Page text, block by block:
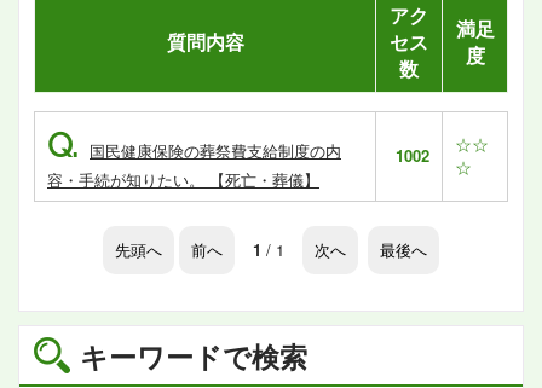
キーワードで検索
質問内容
アク
セス
数
満足
度
Q. 国民健康保険の葬祭費支給制度の内
容・手続が知りたい。 【死亡・葬儀】
1002
☆☆
☆
先頭へ 前へ 1 / 1 次へ 最後へ